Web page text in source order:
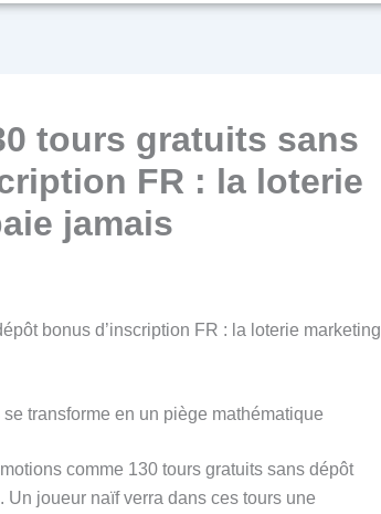
tours gratuits sans
FR : la loterie
jamais
bonus d’inscription FR : la loterie marketing
transforme en un piège mathématique
comme 130 tours gratuits sans dépôt
joueur naïf verra dans ces tours une